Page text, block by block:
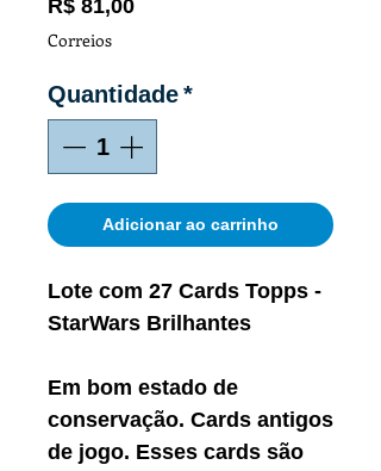
R$ 81,00Preço
Correios
Quantidade*
Adicionar ao carrinho
Lote com 27 Cards Topps -
StarWars Brilhantes
Em bom estado de
conservação. Cards antigos
de jogo. Esses cards são